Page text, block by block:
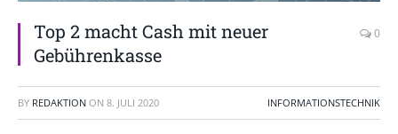
Top 2 macht Cash mit neuer
Gebührenkasse
0
BY REDAKTION ON 8. JULI 2020 INFORMATIONSTECHNIK